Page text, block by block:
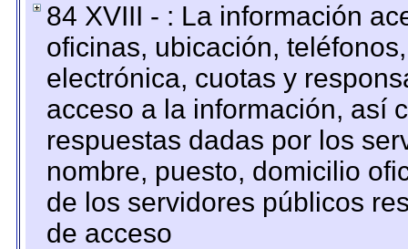
84 XVIII - : La información
oficinas, ubicación,
electrónica, cuotas y
acceso a la información, así
respuestas dadas por los
nombre, puesto, domicilio
de los servidores públicos
de acceso